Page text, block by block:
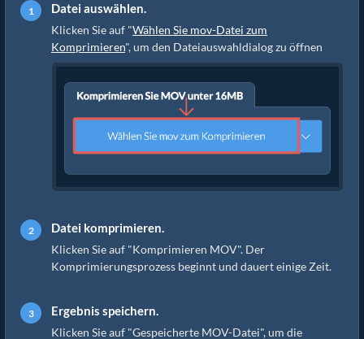
Datei auswählen.
Klicken Sie auf "Wählen Sie mov-Datei zum
Komprimieren", um den Dateiauswahldialog zu öffnen
Datei komprimieren.
Klicken Sie auf "Komprimieren MOV". Der
Komprimierungsprozess beginnt und dauert einige Zeit.
Ergebnis speichern.
Klicken Sie auf "Gespeicherte MOV-Datei", um die